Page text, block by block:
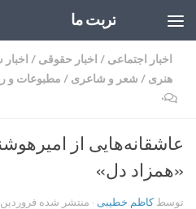
تربت ما
اخبار اجتماعی / اخبار حقوقی /
هنری / شعر و شاعری / مطبوعات و
۰
عاشقانه‌هایی از
«همزاد دل»
توسطکاظم خطیبی · منتشر شده فروردین ۱۲, ۱۴۰۰